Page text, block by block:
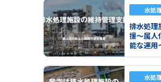
水処
排水処理
援～属人
能な運用
水処